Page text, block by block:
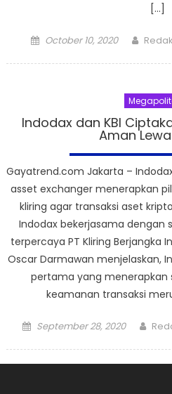
[…]
Posted
October 10, 2020 Author
Indodax dan KBI
Aman
Gayatrend.com Jakarta –
asset exchanger menerapkan
kliring agar transaksi aset
Indodax bekerjasama dengan
terpercaya PT Kliring Berjangka
Oscar Darmawan menjelaskan,
pertama yang menerapkan
keamanan transaksi
Posted
September 28, 2020